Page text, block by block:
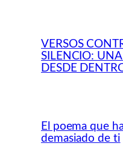
VERSOS
SILENCIO:
DESDE
El poema que
demasiado de ti